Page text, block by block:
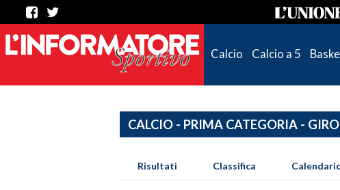
Calcio Calcio a 5
CALCIO - PRIMA CATEGORIA -
Risultati Classifica